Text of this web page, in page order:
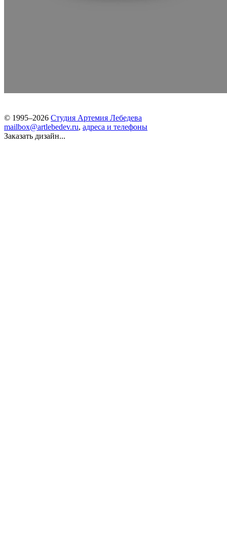
© 1995–2026 Студия Артемия Лебедева
mailbox@artlebedev.ru, адреса и телефоны
Заказать дизайн...